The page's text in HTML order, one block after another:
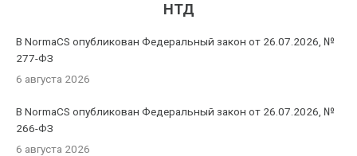
НТД
В NormaCS опубликован Федеральный закон от 26.07.2026, №
277-ФЗ
6 августа 2026
В NormaCS опубликован Федеральный закон от 26.07.2026, №
266-ФЗ
6 августа 2026